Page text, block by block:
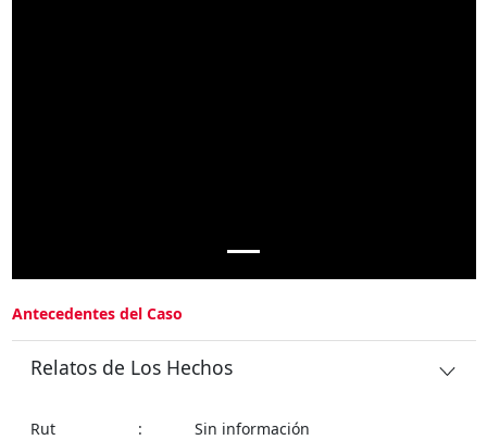
Antecedentes del Caso
Relatos de Los Hechos
Rut : Sin información